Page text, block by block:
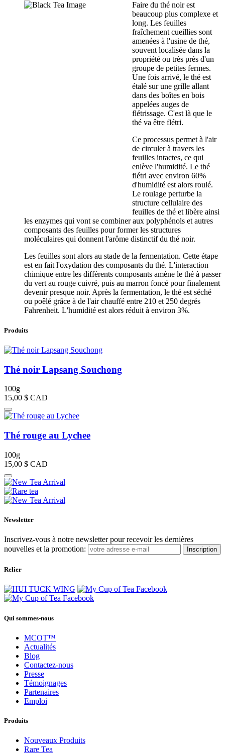
Faire du thé noir est
beaucoup plus complexe et
long. Les feuilles
fraîchement cueillies sont
amenées à l'usine de thé,
souvent localisée dans la
propriété ou très près d'un
groupe de petites fermes.
Une fois arrivé, le thé est
étalé sur une grille allant
dans des boîtes en bois
appelées auges de
flétrissage. C'est là que le
thé va être flétri.
Ce processus permet à l'air
de circuler à travers les
feuilles intactes, ce qui
enlève l'humidité. Le thé
flétri avec environ 60%
d'humidité est alors roulé.
Le roulage perturbe la
structure cellulaire des
feuilles de thé et libère ainsi
les enzymes qui vont se combiner aux polyphénols et autres
composants des feuilles pour former les structures
moléculaires qui donnent l'arôme distinctif du thé noir.
Les feuilles sont alors au stade de la fermentation. Cette étape
est en fait l'oxydation des composants du thé. L'interaction
chimique entre les différents composants amène le thé à passer
du vert au rouge cuivré, puis au marron foncé pour finalement
devenir presque noir. Après la fermentation, le thé est séché
ou poêlé grâce à de l'air chauffé entre 210 et 250 degrés
Fahrenheit. L'humidité est alors réduit à environ 3%.
Produits
Thé noir Lapsang Souchong
100g
15,00 $ CAD
Thé rouge au Lychee
100g
15,00 $ CAD
Newsletter
Inscrivez-vous à notre newsletter pour recevoir les dernières
nouvelles et la promotion:
Inscription
Relier
Qui sommes-nous
MCOT™
Actualités
Blog
Contactez-nous
Presse
Témoignages
Partenaires
Emploi
Produits
Nouveaux Produits
Rare Tea